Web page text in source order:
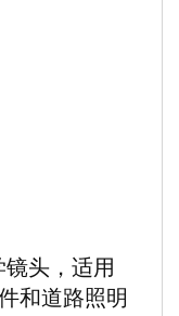
头，适用
和道路照明